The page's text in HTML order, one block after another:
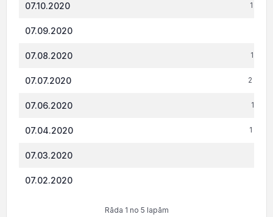
07.10.2020 1
07.09.2020
07.08.2020 1
07.07.2020 2
07.06.2020 1
07.04.2020 1
07.03.2020
07.02.2020
Rāda 1 no 5 lapām